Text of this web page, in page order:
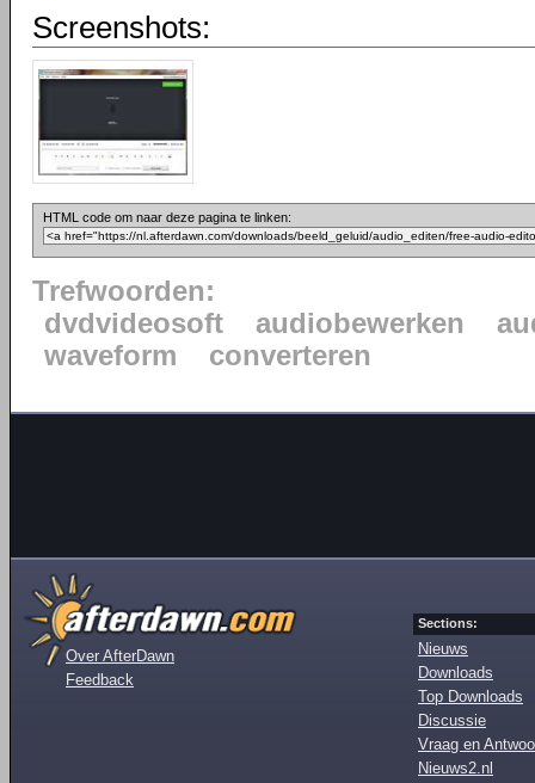
Screenshots:
HTML code om naar deze pagina te linken:
Trefwoorden:
dvdvideosoft
audiobewerken
waveform
converteren
Over AfterDawn
Feedback
Sections:
Nieuws
Downloads
Top Downloads
Discussie
Vraag en
Nieuws2.nl